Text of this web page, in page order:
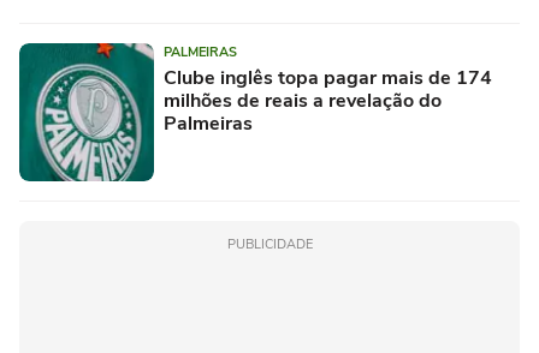
PALMEIRAS
Clube inglês topa pagar mais de 174
milhões de reais a revelação do
Palmeiras
PUBLICIDADE